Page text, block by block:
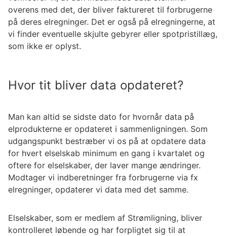
overens med det, der bliver faktureret til forbrugerne
på deres elregninger. Det er også på elregningerne, at
vi finder eventuelle skjulte gebyrer eller spotpristillæg,
som ikke er oplyst.
Hvor tit bliver data opdateret?
Man kan altid se sidste dato for hvornår data på
elprodukterne er opdateret i sammenligningen. Som
udgangspunkt bestræber vi os på at opdatere data
for hvert elselskab minimum en gang i kvartalet og
oftere for elselskaber, der laver mange ændringer.
Modtager vi indberetninger fra forbrugerne via fx
elregninger, opdaterer vi data med det samme.
Elselskaber, som er medlem af Strømligning, bliver
kontrolleret løbende og har forpligtet sig til at